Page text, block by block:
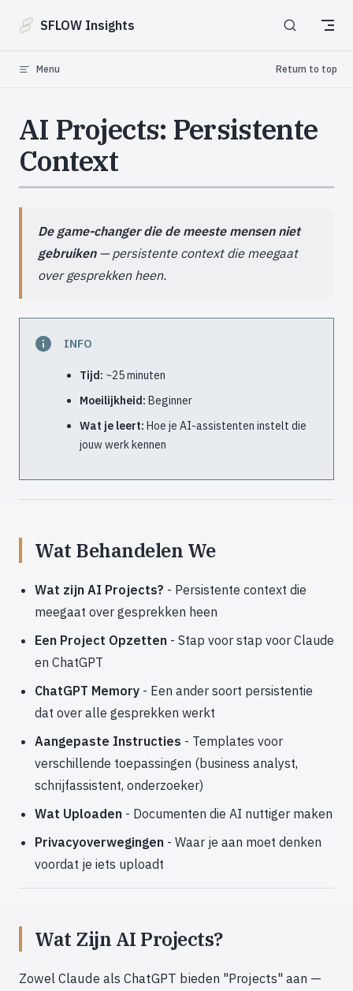
Skip to content
SFLOW Insights
Menu Return to top
AI Projects: Persistente
Context
De game-changer die de meeste mensen niet
gebruiken— persistente context die meegaat
over gesprekken heen.
INFO
Tijd: ~25 minuten
Moeilijkheid: Beginner
Wat je leert: Hoe je AI-assistenten instelt die
jouw werk kennen
Wat Behandelen We
Wat zijn AI Projects? - Persistente context die
meegaat over gesprekken heen
Een Project Opzetten - Stap voor stap voor Claude
en ChatGPT
ChatGPT Memory - Een ander soort persistentie
dat over alle gesprekken werkt
Aangepaste Instructies - Templates voor
verschillende toepassingen (business analyst,
schrijfassistent, onderzoeker)
Wat Uploaden - Documenten die AI nuttiger maken
Privacyoverwegingen - Waar je aan moet denken
voordat je iets uploadt
Wat Zijn AI Projects?
Zowel Claude als ChatGPT bieden "Projects" aan —